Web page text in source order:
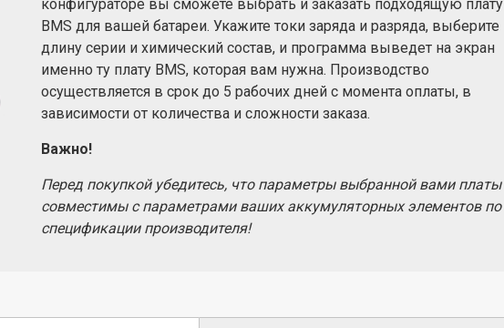
конфигураторе вы сможете выбрать и заказать подходящую плату
BMS для вашей батареи. Укажите токи заряда и разряда, выберите
длину серии и химический состав, и программа выведет на экран
именно ту плату BMS, которая вам нужна. Производство
осуществляется в срок до 5 рабочих дней с момента оплаты, в
зависимости от количества и сложности заказа.
Важно!
Перед покупкой убедитесь, что параметры выбранной вами платы
совместимы с параметрами ваших аккумуляторных элементов по
спецификации производителя!